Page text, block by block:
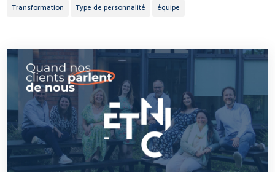
Transformation
Type de personnalité équipe